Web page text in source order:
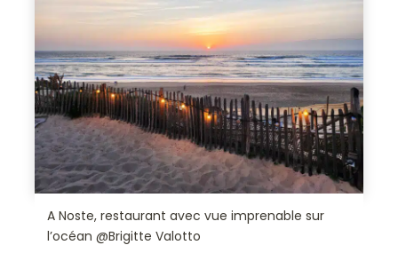
A Noste, restaurant avec vue imprenable sur
l’océan @Brigitte Valotto